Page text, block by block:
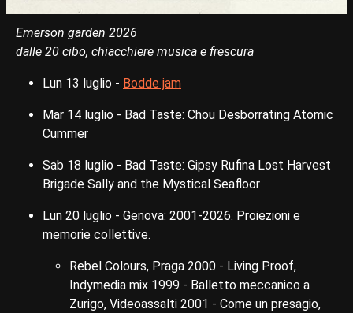
Emerson garden 2026
dalle 20 cibo, chiacchiere musica e frescura
Lun 13 luglio - Bodde jam
Mar 14 luglio - Bad Taste: Chou Desborrating Atomic
Cummer
Sab 18 luglio - Bad Taste: Gipsy Rufina Lost Harvest
Brigade Sally and the Mystical Seafloor
Lun 20 luglio - Genova: 2001-2026. Proiezioni e
memorie collettive.
Rebel Colours, Praga 2000 - Living Proof,
Indymedia mix 1999 - Balletto meccanico a
Zurigo, Videoassalti 2001 - Come un presagio,